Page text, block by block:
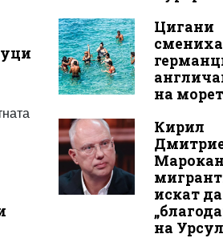
Цигани
смениха
на
Кирил
искат да
на